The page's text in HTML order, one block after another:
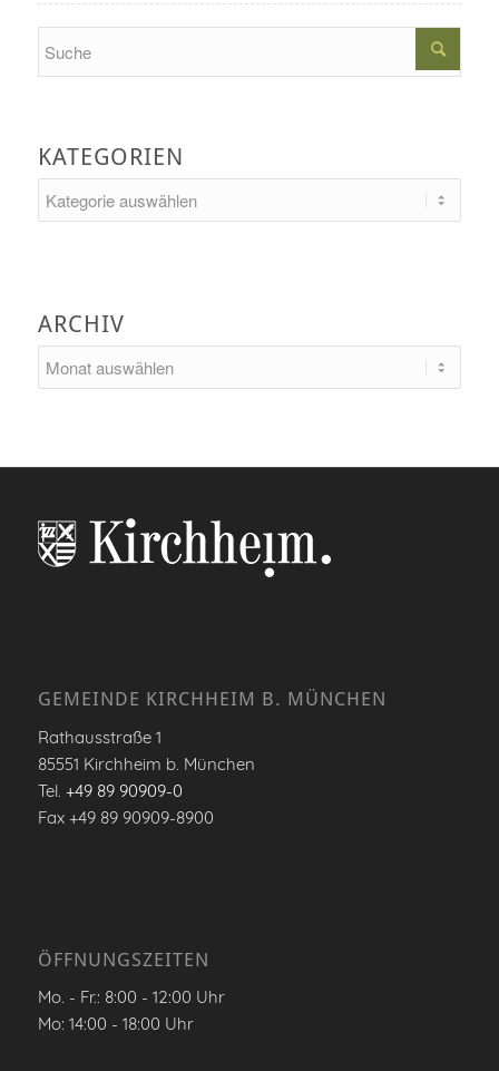
KATEGORIEN
ARCHIV
GEMEINDE KIRCHHEIM B. MÜNCHEN
Rathausstraße 1
85551 Kirchheim b. München
Tel. +49 89 90909-0
Fax +49 89 90909-8900
ÖFFNUNGSZEITEN
Mo. - Fr.: 8:00 - 12:00 Uhr
Mo: 14:00 - 18:00 Uhr